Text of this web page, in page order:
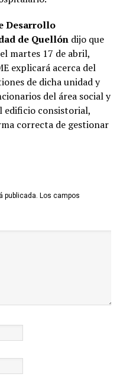
Desarrollo
de Quellón dijo que
martes 17 de abril,
explicará acerca del
de dicha unidad y
del área social y
edificio consistorial,
correcta de gestionar
publicada. Los campos